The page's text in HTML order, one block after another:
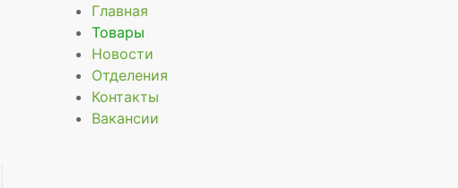
Главная
Товары
Новости
Отделения
Контакты
Вакансии